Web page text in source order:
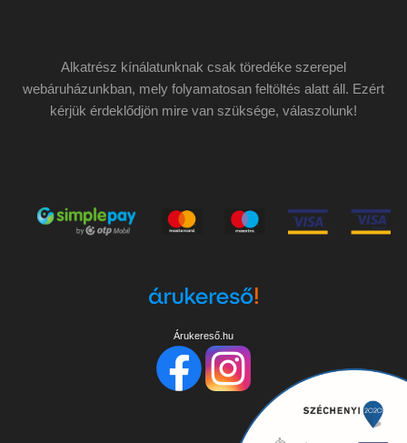
Alkatrész kínálatunknak csak töredéke szerepel
webáruházunkban, mely folyamatosan feltöltés alatt áll. Ezért
kérjük érdeklődjön mire van szüksége, válaszolunk!
Árukereső.hu